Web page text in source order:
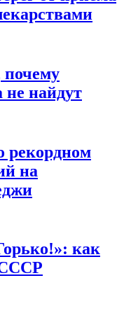
почему
не найдут
рекордном
на
как
СССР